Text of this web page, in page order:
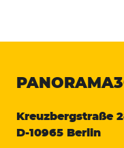
Kreuzbergstraße
D-10965 Berlin